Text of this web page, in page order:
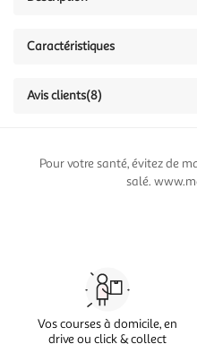
Caractéristiques
Avis clients(8)
Pour votre santé, évitez de
salé.
Vos courses à domicile, en
drive ou click & collect